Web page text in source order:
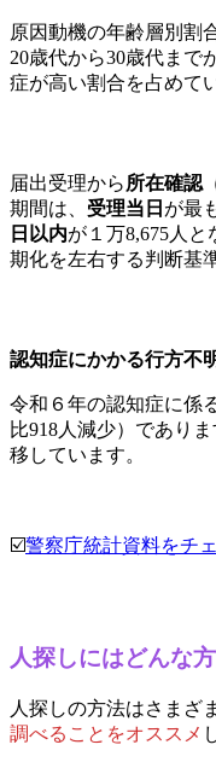
原因動機の年齢層別割
20歳代から30歳代まで
症が高い割合を占めて
届出受理から所在確認
期間は、 受理当日 が最
日以内が１万8,675人
期化を左右する判断基
認知症にかかる行方不
令和６年の認知症に係
比918人減少）であり
移しています。
☑️警察庁統計資料をチ
人探しにはどんな
人探しの方法はさまざ
調べることをオススメ